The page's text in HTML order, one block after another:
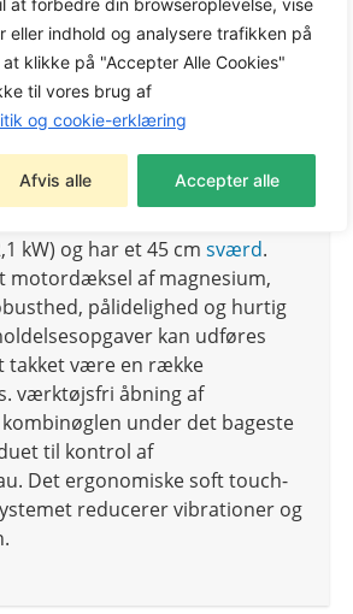
eller indhold og analysere trafikken på
klikke på "Accepter Alle Cookies"
til vores brug af
og cookie-erklæring
Afvis alle Accepter alle
, STIGA Motorsav
maskine, der giver høj
KædesavenSTIGACS
kW) og har et 45 cm sværd.
motordæksel af magnesium,
pålidelighed og hurtig
kan udføres
takket være en række
værktøjsfri åbning af
under det bageste
til kontrol af
Det ergonomiske soft touch-
reducerer vibrationer og